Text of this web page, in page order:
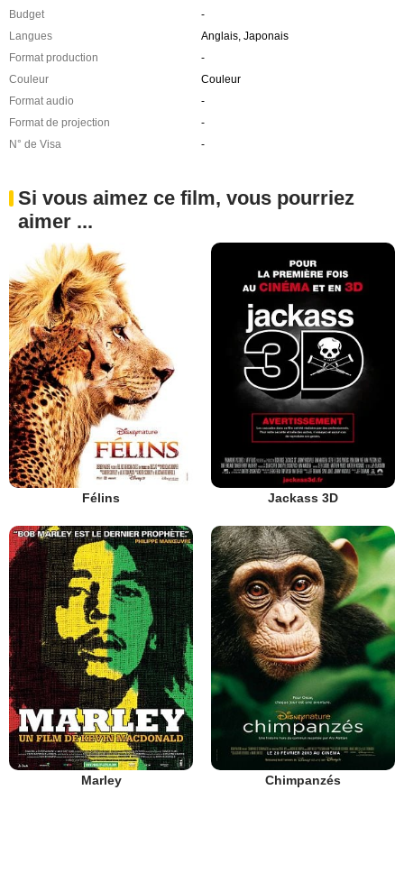
Budget
-
Langues
Anglais, Japonais
Format production
-
Couleur
Couleur
Format audio
-
Format de projection
-
N° de Visa
-
Si vous aimez ce film, vous pourriez
aimer ...
Félins Jackass 3D
Marley Chimpanzés